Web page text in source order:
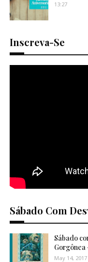
13:27
Inscreva-Se
Sábado Com
Sábado
May 14, 2017